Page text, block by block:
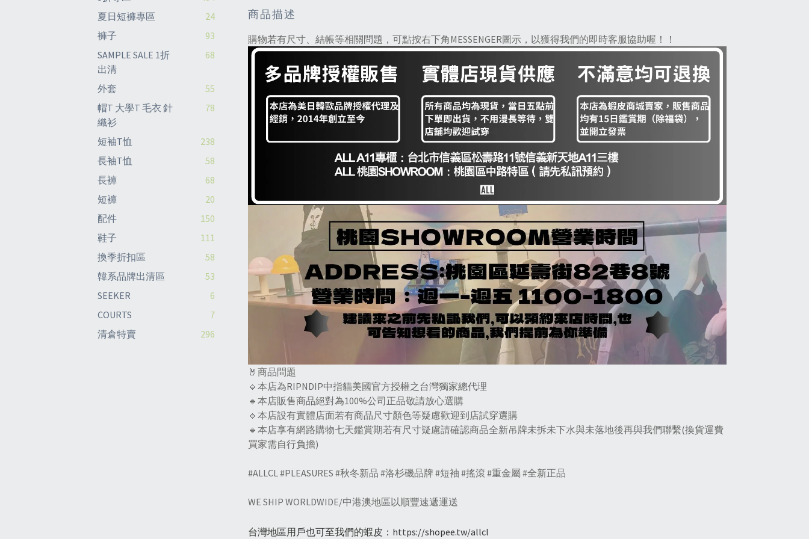
夏日短褲專區
24
褲子
93
SAMPLE SALE 1折
出清
68
外套
55
帽T 大學T 毛衣 針
織衫
78
短袖T恤
238
長袖T恤
58
長褲
68
短褲
20
配件
150
鞋子
111
換季折扣區
58
韓系品牌出清區
53
SEEKER
6
COURTS
7
清倉特賣
296
商品描述
購物若有尺寸、結帳等相關問題，可點按右下角MESSENGER圖示，以獲得我們的即時客服協助喔！！
🤘商品問題
🔹本店為RIPNDIP中指貓美國官方授權之台灣獨家總代理
🔹本店販售商品絕對為100%公司正品敬請放心選購
🔹本店設有實體店面若有商品尺寸顏色等疑慮歡迎到店試穿選購
🔹本店享有網路購物七天鑑賞期若有尺寸疑慮請確認商品全新吊牌未拆未下水與未落地後再與我們聯繫(換貨運費
買家需自行負擔)
#ALLCL #PLEASURES #秋冬新品 #洛杉磯品牌 #短袖 #搖滾 #重金屬 #全新正品
WE SHIP WORLDWIDE/中港澳地區以順豐速遞運送
台灣地區用戶也可至我們的蝦皮： https://shopee.tw/allcl